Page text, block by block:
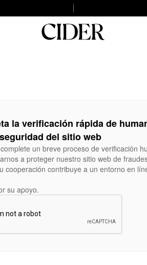
la verificación rápida de
del sitio web
un breve proceso de verificación
a proteger nuestro sitio web de
cooperación contribuye a un entorno en
su apoyo.